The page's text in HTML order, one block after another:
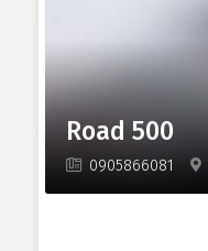
Road 500
0905866081